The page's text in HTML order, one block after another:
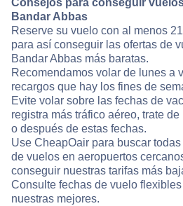
Consejos para conseguir
Bandar Abbas
Reserve su vuelo con al menos
para así conseguir las ofertas de
Bandar Abbas más baratas.
Recomendamos volar de lunes a
recargos que hay los fines de
Evite volar sobre las fechas de
registra más tráfico aéreo, trate
o después de estas fechas.
Use CheapOair para buscar
de vuelos en aeropuertos
conseguir nuestras tarifas más
Consulte fechas de vuelo
nuestras mejores.